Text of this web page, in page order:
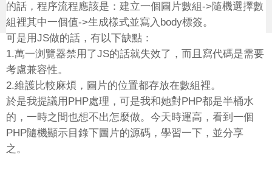
的話，程序流程應該是：建立一個圖片數組->隨機選擇數
組裡其中一個值->生成樣式並寫入body標簽。
可是用JS做的話，有以下缺點：
1.萬一浏覽器禁用了JS的話就失效了，而且寫代碼是需要
考慮兼容性。
2.維護比較麻煩，圖片的位置都存放在數組裡。
於是我提議用PHP處理，可是我和她對PHP都是半桶水
的，一時之間也想不出怎麼做。今天時運高，看到一個
PHP隨機顯示目錄下圖片的源碼，學習一下，並分享
之。